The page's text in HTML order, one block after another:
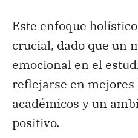
Este enfoque
crucial, dado que un
emocional en el
reflejarse en mejores
académicos y un
positivo.